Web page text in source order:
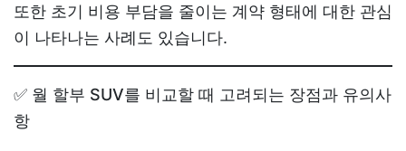
또한 초기 비용 부담을 줄이는 계약 형태에 대한 관심
이 나타나는 사례도 있습니다.
✅ 월 할부 SUV를 비교할 때 고려되는 장점과 유의사
항